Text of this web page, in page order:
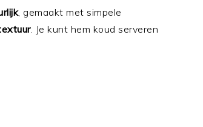
, gemaakt met simpele
. Je kunt hem koud serveren